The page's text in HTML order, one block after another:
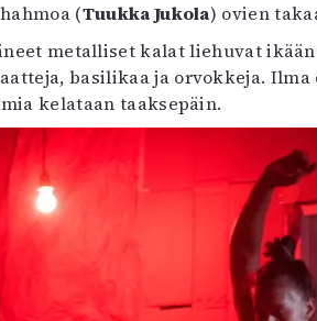
(Tuukka Jukola) ovien
metalliset kalat liehuvat
basilikaa ja orvokkeja.
kelataan taaksepäin.